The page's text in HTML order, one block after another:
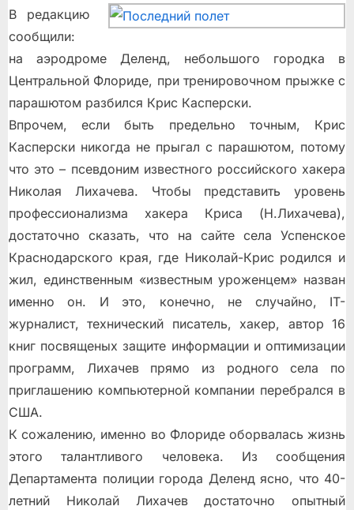
В редакцию
сообщили:
на аэродроме Деленд, небольшого городка в
Центральной Флориде, при тренировочном прыжке с
парашютом разбился Крис Касперски.
Впрочем, если быть предельно точным, Крис
Касперски никогда не прыгал с парашютом, потому
что это – псевдоним известного российского хакера
Николая Лихачева. Чтобы представить уровень
профессионализма хакера Криса (Н.Лихачева),
достаточно сказать, что на сайте села Успенское
Краснодарского края, где Николай-Крис родился и
жил, единственным «известным уроженцем» назван
именно он. И это, конечно, не случайно, IT-
журналист, технический писатель, хакер, автор 16
книг посвященых защите информации и оптимизации
программ, Лихачев прямо из родного села по
приглашению компьютерной компании перебрался в
США.
К сожалению, именно во Флориде оборвалась жизнь
этого талантливого человека. Из сообщения
Департамента полиции города Деленд ясно, что 40-
летний Николай Лихачев достаточно опытный